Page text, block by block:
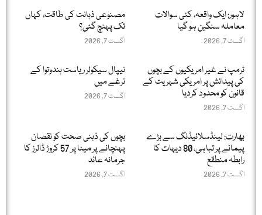
لاہور: ایک واقعہ، کئی سوالات
معاملہ سنگین ہو گیا
اگست 7, 2026
مصنوعی ذہانت کی طاقت، کہاں
تک پہنچ گئی؟
اگست 7, 2026
ٹرمپ نے غیر امریکیوں کے بچوں
کی پیدائش پر امریکی شہریت کے
قانون کو محدود کردیا
اگست 7, 2026
نیپال سیکولر ریاست ہندوتوا کے
نرغے میں
اگست 7, 2026
بھارت: لینڈسلائیڈنگ سے بڑے
پیمانے پر تباہی، 80 دیہات کا
رابطہ منطقع
اگست 7, 2026
بچوں کی ذہنی صحت کو نقصان
پہنچانے پر میٹا پر 57 کروڑ ڈالرز کا
جرمانہ عائد
اگست 7, 2026